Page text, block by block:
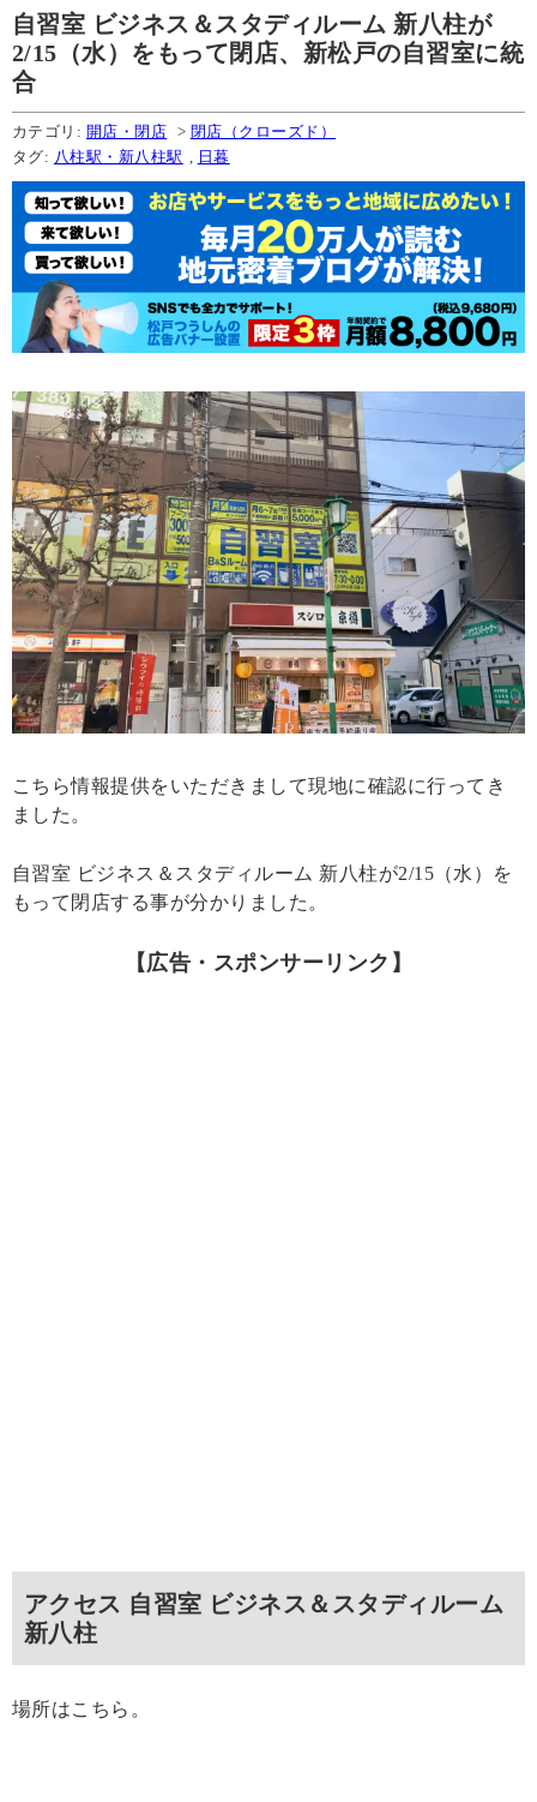
自習室 ビジネス＆スタディルーム 新八柱が
2/15（水）をもって閉店、新松戸の自習室に統
合
カテゴリ: 開店・閉店 > 閉店（クローズド）
タグ: 八柱駅・新八柱駅 日暮
こちら情報提供をいただきまして現地に確認に行ってき
ました。
自習室 ビジネス＆スタディルーム 新八柱が2/15（水）を
もって閉店する事が分かりました。
【広告・スポンサーリンク】
アクセス 自習室 ビジネス＆スタディルーム
新八柱
場所はこちら。